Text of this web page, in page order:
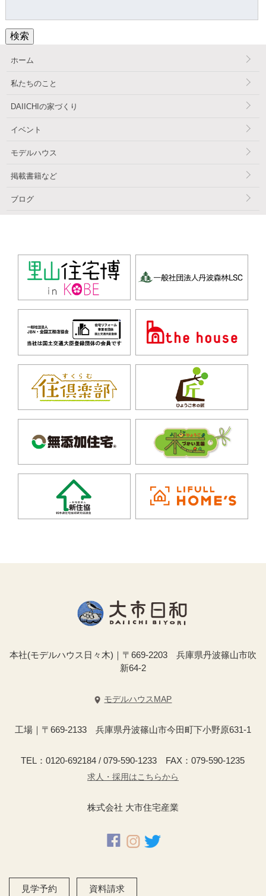
検索
ホーム
私たちのこと
DAIICHIの家づくり
イベント
モデルハウス
掲載書籍など
ブログ
本社(モデルハウス日々木)｜〒669-2203 兵庫県丹波篠山市吹
新64-2
モデルハウスMAP
工場｜〒669-2133 兵庫県丹波篠山市今田町下小野原631-1
TEL：0120-692184 / 079-590-1233 FAX：079-590-1235
求人・採用はこちらから
株式会社 大市住宅産業
見学予約 資料請求